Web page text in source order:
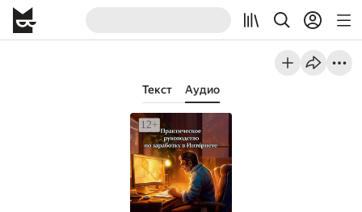
Текст Аудио